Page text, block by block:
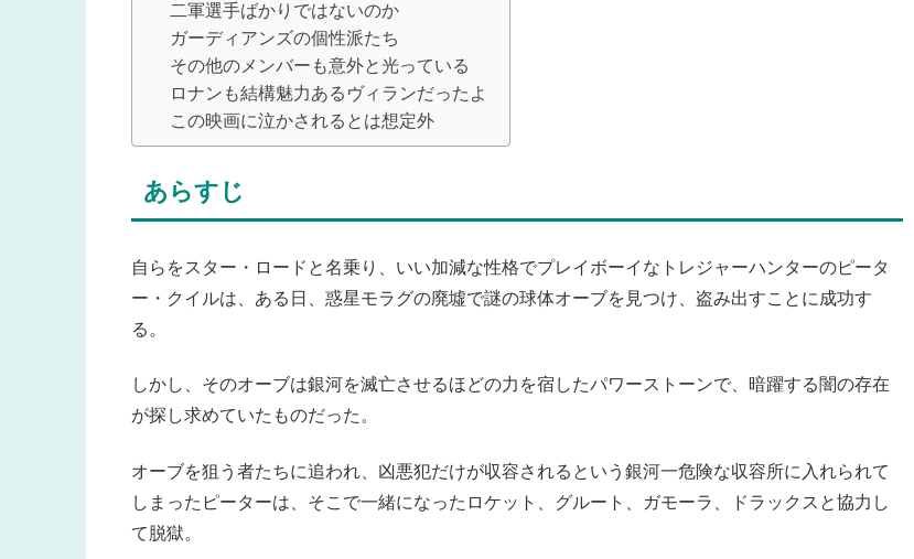
二軍選手ばかりではないのか
ガーディアンズの個性派たち
その他のメンバーも意外と光っている
ロナンも結構魅力あるヴィランだったよ
この映画に泣かされるとは想定外
あらすじ
自らをスター・ロードと名乗り、いい加減な性格でプレイボーイなトレジャーハンターのピータ
ー・クイルは、ある日、惑星モラグの廃墟で謎の球体オーブを見つけ、盗み出すことに成功す
る。
しかし、そのオーブは銀河を滅亡させるほどの力を宿したパワーストーンで、暗躍する闇の存在
が探し求めていたものだった。
オーブを狙う者たちに追われ、凶悪犯だけが収容されるという銀河一危険な収容所に入れられて
しまったピーターは、そこで一緒になったロケット、グルート、ガモーラ、ドラックスと協力し
て脱獄。